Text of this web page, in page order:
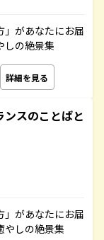
」があなたにお届
しの絶景集
詳細を見る
ンスのことばと
」があなたにお届
やしの絶景集